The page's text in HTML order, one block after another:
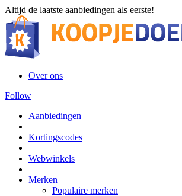
Altijd de laatste aanbiedingen als eerste!
Over ons
Follow
Aanbiedingen
Kortingscodes
Webwinkels
Merken
Populaire merken